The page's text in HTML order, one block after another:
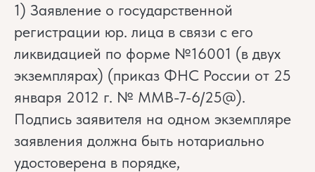
1) Заявление о государственной
регистрации юр. лица в связи с его
ликвидацией по форме №16001 (в двух
экземплярах) (приказ ФНС России от 25
января 2012 г. № ММВ-7-6/25@).
Подпись заявителя на одном экземпляре
заявления должна быть нотариально
удостоверена в порядке,